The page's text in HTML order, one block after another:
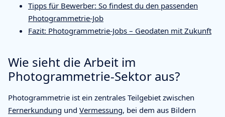
Tipps für Bewerber: So findest du den passenden
Photogrammetrie-Job
Fazit: Photogrammetrie-Jobs – Geodaten mit Zukunft
Wie sieht die Arbeit im
Photogrammetrie-Sektor aus?
Photogrammetrie ist ein zentrales Teilgebiet zwischen
Fernerkundung und Vermessung, bei dem aus Bildern